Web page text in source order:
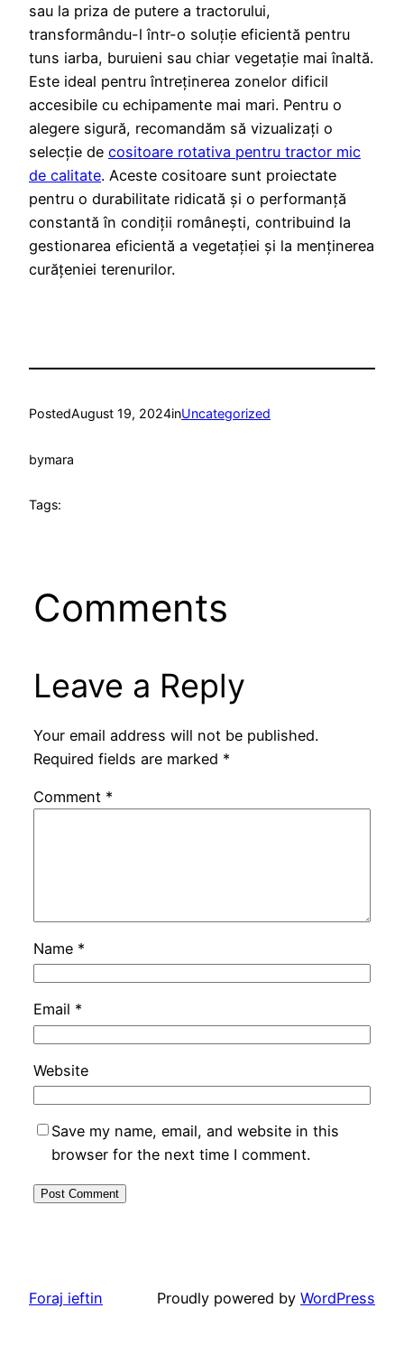
sau la priza de putere a tractorului,
transformându-l într-o soluție eficientă pentru
tuns iarba, buruieni sau chiar vegetație mai înaltă.
Este ideal pentru întreținerea zonelor dificil
accesibile cu echipamente mai mari. Pentru o
alegere sigură, recomandăm să vizualizați o
selecție de cositoare rotativa pentru tractor mic
de calitate. Aceste cositoare sunt proiectate
pentru o durabilitate ridicată și o performanță
constantă în condiții românești, contribuind la
gestionarea eficientă a vegetației și la menținerea
curățeniei terenurilor.
PostedAugust 19, 2024inUncategorized
bymara
Tags:
Comments
Leave a Reply
Your email address will not be published.
Required fields are marked *
Comment *
Name *
Email *
Website
Save my name, email, and website in this
browser for the next time I comment.
Foraj ieftin Proudly powered by WordPress